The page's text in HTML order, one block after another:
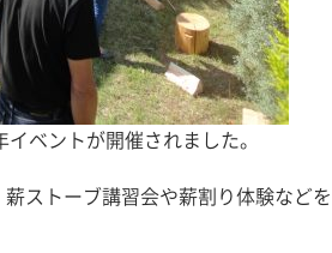
ベントが開催されました。
ストーブ講習会や薪割り体験など